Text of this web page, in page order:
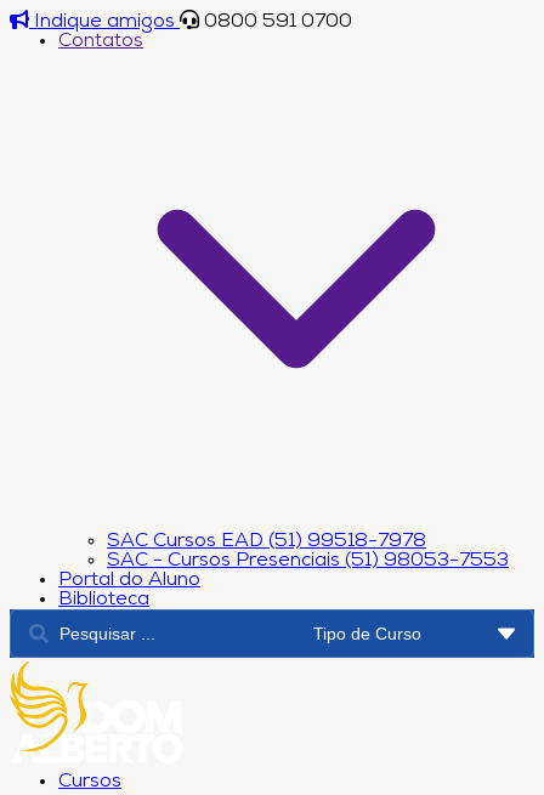
Indique amigos
0800 591 0700
Contatos
SAC Cursos EAD (51) 99518-7978
SAC - Cursos Presenciais (51) 98053-7553
Portal do Aluno
Biblioteca
Cursos